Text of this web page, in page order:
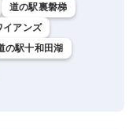
道の駅裏磐梯
イアンズ
の駅十和田湖